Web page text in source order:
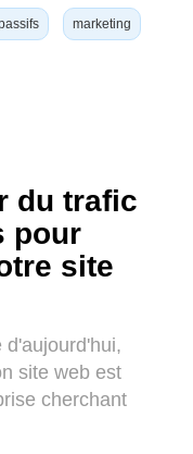
marketing
du trafic
pour
site
d'aujourd'hui,
site web est
cherchant